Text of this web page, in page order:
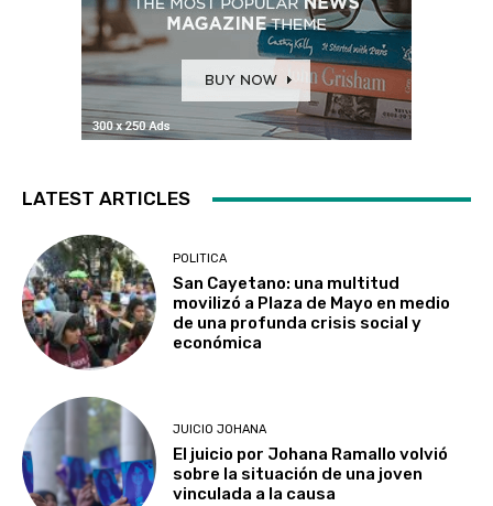
LATEST ARTICLES
POLITICA
San Cayetano: una multitud
movilizó a Plaza de Mayo en medio
de una profunda crisis social y
económica
JUICIO JOHANA
El juicio por Johana Ramallo volvió
sobre la situación de una joven
vinculada a la causa